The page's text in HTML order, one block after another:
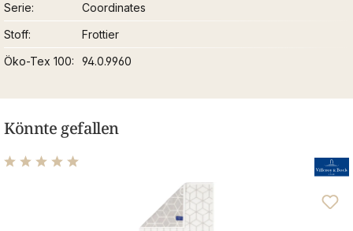
Serie
Coordinates
Stoff
Frottier
Öko-Tex 100
94.0.9960
Könnte gefallen
Durchschnittliche Bewertung von 4.92 von 5 Sternen